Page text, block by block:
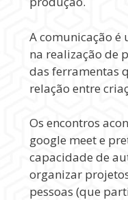
A comunicação é
na realização de
das ferramentas
relação entre
Os encontros
google meet e
capacidade de
organizar
pessoas (que